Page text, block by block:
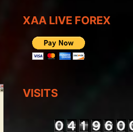
XAA LIVE FOREX
VISITS